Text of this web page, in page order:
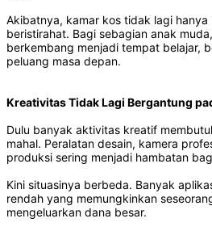
Akibatnya, kamar kos tidak lagi
beristirahat. Bagi sebagian anak
berkembang menjadi tempat belajar,
peluang masa depan.
Kreativitas Tidak Lagi Bergantung
Dulu banyak aktivitas kreatif
mahal. Peralatan desain, kamera
produksi sering menjadi hambatan
Kini situasinya berbeda. Banyak
rendah yang memungkinkan
mengeluarkan dana besar.